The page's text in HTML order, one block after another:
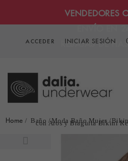
VENDEDORES
ENVÍO EN
REBAJAS DE
ACCEDER INICIAR SESIÓN
Home Baño Moda Baño Mujer
con Aros y Braguita Bikini